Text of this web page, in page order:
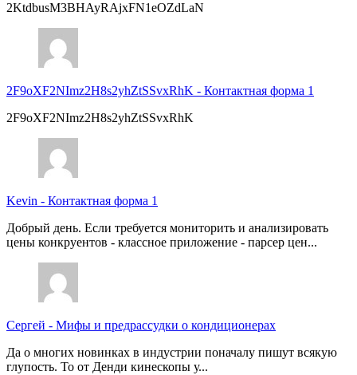
2KtdbusM3BHAyRAjxFN1eOZdLaN
2F9oXF2NImz2H8s2yhZtSSvxRhK - Контактная форма 1
2F9oXF2NImz2H8s2yhZtSSvxRhK
Kevin - Контактная форма 1
Добрый день. Если требуется мониторить и анализировать
цены конкруентов - классное приложение - парсер цен...
Сергей - Мифы и предрассудки о кондиционерах
Да о многих новинках в индустрии поначалу пишут всякую
глупость. То от Денди кинескопы у...